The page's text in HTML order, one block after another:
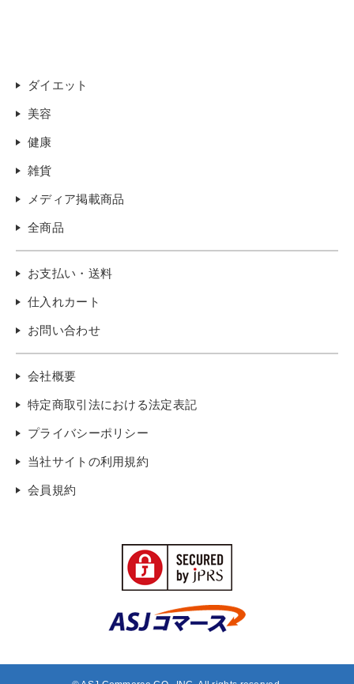
ダイエット
美容
健康
雑貨
メディア掲載商品
全商品
お支払い・送料
仕入れカート
お問い合わせ
会社概要
特定商取引法における法定表記
プライバシーポリシー
当社サイトの利用規約
会員規約